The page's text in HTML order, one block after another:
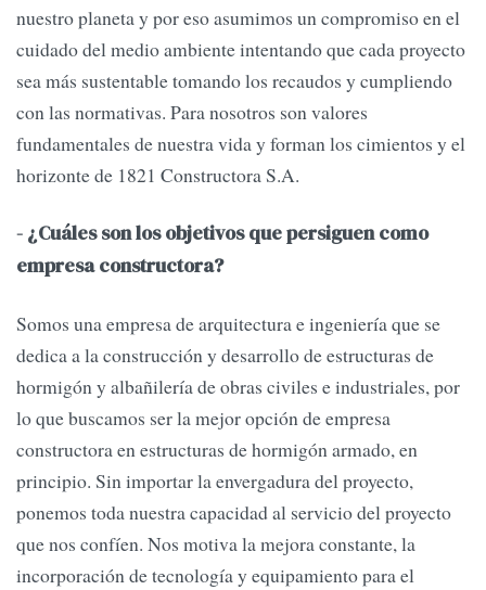
nuestro planeta y por eso asumimos un compromiso en el
cuidado del medio ambiente intentando que cada proyecto
sea más sustentable tomando los recaudos y cumpliendo
con las normativas. Para nosotros son valores
fundamentales de nuestra vida y forman los cimientos y el
horizonte de 1821 Constructora S.A.
- ¿Cuáles son los objetivos que persiguen como
empresa constructora?
Somos una empresa de arquitectura e ingeniería que se
dedica a la construcción y desarrollo de estructuras de
hormigón y albañilería de obras civiles e industriales, por
lo que buscamos ser la mejor opción de empresa
constructora en estructuras de hormigón armado, en
principio. Sin importar la envergadura del proyecto,
ponemos toda nuestra capacidad al servicio del proyecto
que nos confíen. Nos motiva la mejora constante, la
incorporación de tecnología y equipamiento para el